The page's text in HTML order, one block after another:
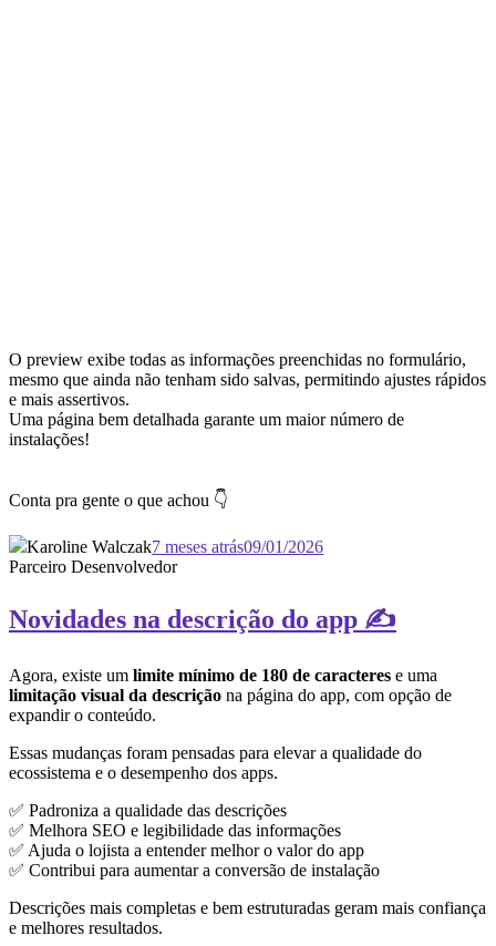
O preview exibe todas as informações preenchidas no formulário,
mesmo que ainda não tenham sido salvas, permitindo ajustes rápidos
e mais assertivos.
Uma página bem detalhada garante um maior número de
instalações!
Conta pra gente o que achou 👇
Karoline Walczak7 meses atrás09/01/2026
Parceiro Desenvolvedor
Novidades na descrição do app ✍️
Agora, existe um limite mínimo de 180 de caracteres e uma
limitação visual da descrição na página do app, com opção de
expandir o conteúdo.
Essas mudanças foram pensadas para elevar a qualidade do
ecossistema e o desempenho dos apps.
✅ Padroniza a qualidade das descrições
✅ Melhora SEO e legibilidade das informações
✅ Ajuda o lojista a entender melhor o valor do app
✅ Contribui para aumentar a conversão de instalação
Descrições mais completas e bem estruturadas geram mais confiança
e melhores resultados.